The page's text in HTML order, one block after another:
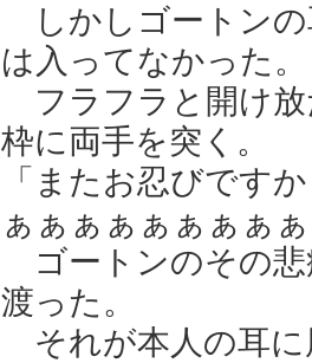
しかしゴートンの
は入ってなかった。
フラフラと開け放
枠に両手を突く。
「またお忍びです
ぁぁぁぁぁぁぁぁ
ゴートンのその悲
渡った。
それが本人の耳に